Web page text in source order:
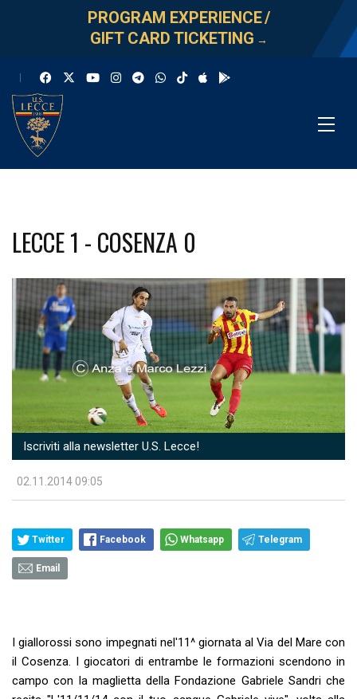
PROGRAM EXPERIENCE/
GIFT CARD TICKETING →
LECCE 1 - COSENZA 0
Iscriviti alla newsletter U.S. Lecce!
02.11.2014 09:05
Twitter Facebook Whatsapp Telegram
Email
I giallorossi sono impegnati nel'11^ giornata al Via del Mare con
il Cosenza. I giocatori di entrambe le formazioni scendono in
campo con la maglietta della Fondazione Gabriele Sandri che